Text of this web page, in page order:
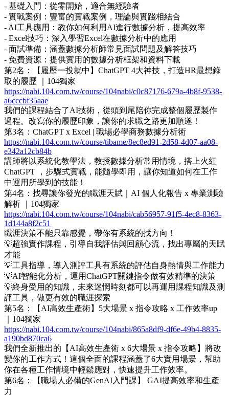
- 基礎入門：從零開始，適合無經驗者
- 實戰案例：豐富的實戰案例，理論與實踐相結合
- AI工具應用：教你如何利用AI進行數據分析，提高效率
- Excel技巧：深入學習Excel在數據分析中的應用
- 面試準備：涵蓋數據分析師常見面試問題及解答技巧
- 免費資源：提供實用的數據分析框架和資料下載
第2名：【履歷一投就中】ChatGPT 4大神技，打造HR最想錄
取的履歷 ｜104獨家
https://nabi.104.com.tw/course/104nabi/c0c87176-679a-4b8f-9538-
a6cccbf35aae
我們的課程結合了AI技術，從頭到尾陪你完成整個履歷製作
過程。改寫你的履歷印象，讓你的求職之路更加順遂！
第3名：ChatGPT x Excel | 職場必學商務數據分析術
https://nabi.104.com.tw/course/tibame/8ec8ed91-2d58-4d07-aa08-
e342a12cb84b
講師將以系統化教學法，教授數據分析常用情境，搭上火紅
ChatGPT ，步驟式實戰，能隨學即用，讓你知道如何在工作
中運用所學到的技能！
第4名：找尋讓你發光的職涯天賦｜AI 個人化報告 x 專業測驗
解析 ｜104獨家
https://nabi.104.com.tw/course/104nabi/cab56957-91f5-4ec8-8363-
1d144a8f2c51
職涯決策不能只靠感覺，帶你有系統的找方向！
💡超強實作課程，引導自我評估與回顧心流，找出專屬的天賦
才能
💡工具指導，導入測評工具有系統的評估自身熱情與工作能力
💡AI智能化分析，運用ChatGPT關鍵指令做有效精準的決策
💡終身受用的知識，未來迷惘時刻都可以再運用課程知識及測
評工具，做更有效的職涯探索
第5名：【AI高效生產術】5大場景 x 指令攻略 x 工作效率up
｜104獨家
https://nabi.104.com.tw/course/104nabi/865a8df9-df6e-49b4-8835-
a190bd870ca6
我們全新推出的【AI高效生產術 x 6大場景 x 指令攻略】將改
變你的工作方式！這個全面的課程涵蓋了6大實用場景，幫助
你在各種工作情境中輕鬆應對，快速提升工作效率。
第6名：【職場人必備的GenAI入門課】 GAI提高效率和生產
力